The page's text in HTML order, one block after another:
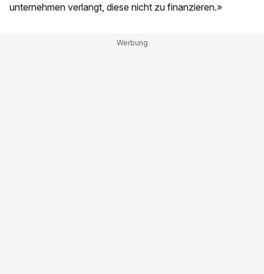
unternehmen verlangt, diese nicht zu finanzieren.»